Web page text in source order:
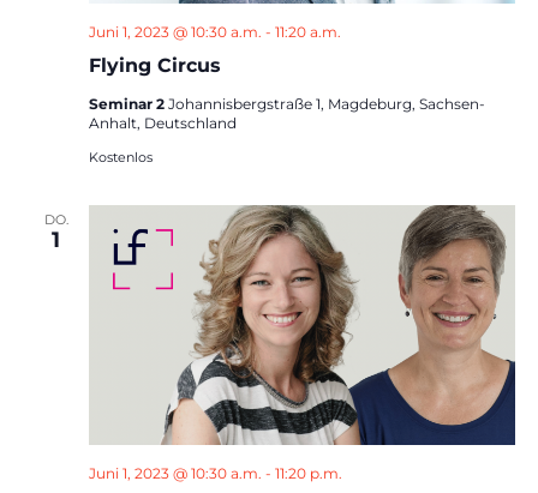
Flying Circus
Juni 1, 2023 @ 10:30 a.m. - 11:20 a.m.
Seminar 2 Johannisbergstraße 1, Magdeburg, Sachsen-
Anhalt, Deutschland
Kostenlos
DO.
1
Juni 1, 2023 @ 10:30 a.m. - 11:20 p.m.